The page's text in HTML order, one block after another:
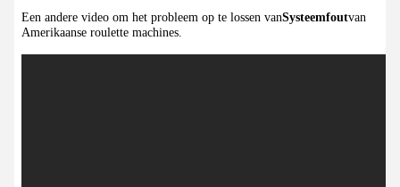
Een andere video om het probleem op te lossen vanSysteemfoutvan
Amerikaanse roulette machines.